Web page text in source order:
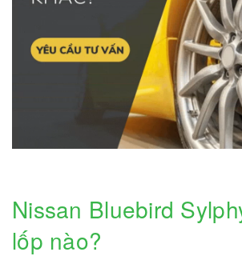
Nissan Bluebird
lốp nào?